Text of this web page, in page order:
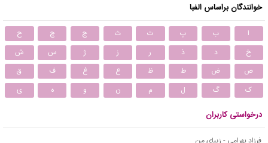
خوانندگان براساس الفبا
ا ب پ ت ث ج چ
ح
خ
د ذ ر ز ژ س
ش
ص
ض ط ظ ع غ ف
ق
ک
گ ل م ن و ه ی
درخواستی کاربران
فرزاد بهرامی - زیبای من